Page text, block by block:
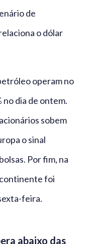
de
o dólar
operam no
no dia de ontem.
sobem
o sinal
Por fim, na
foi
feira.
abaixo das